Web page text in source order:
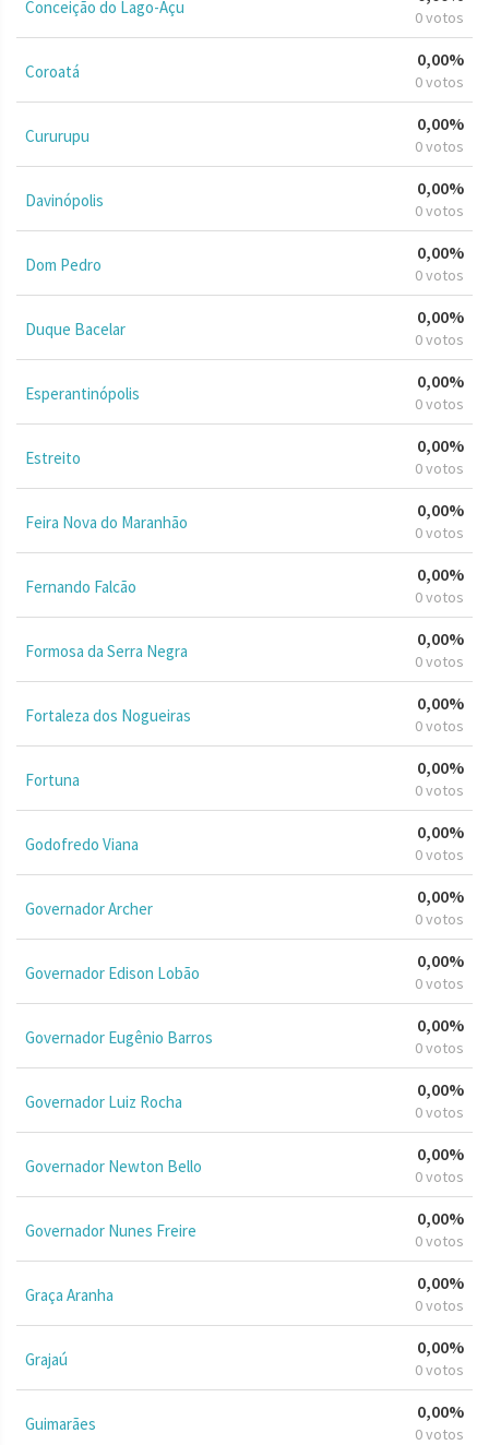
Conceição do Lago-Açu 0 votos
Coroatá
0,00%
0 votos
Cururupu
0,00%
0 votos
Davinópolis
0,00%
0 votos
Dom Pedro
0,00%
0 votos
Duque Bacelar
0,00%
0 votos
Esperantinópolis
0,00%
0 votos
Estreito
0,00%
0 votos
Feira Nova do Maranhão
0,00%
0 votos
Fernando Falcão
0,00%
0 votos
Formosa da Serra Negra
0,00%
0 votos
Fortaleza dos Nogueiras
0,00%
0 votos
Fortuna
0,00%
0 votos
Godofredo Viana
0,00%
0 votos
Governador Archer
0,00%
0 votos
Governador Edison Lobão
0,00%
0 votos
Governador Eugênio Barros
0,00%
0 votos
Governador Luiz Rocha
0,00%
0 votos
Governador Newton Bello
0,00%
0 votos
Governador Nunes Freire
0,00%
0 votos
Graça Aranha
0,00%
0 votos
Grajaú
0,00%
0 votos
Guimarães
0,00%
0 votos